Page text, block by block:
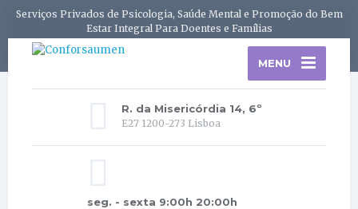
Serviços Privados de Psicologia, Saúde Mental e Promoção do Bem
Estar Integral Para Doentes e Famílias
MENU
R. da Misericórdia 14, 6º
E27 1200-273 Lisboa
seg. - sexta 9:00h 20:00h